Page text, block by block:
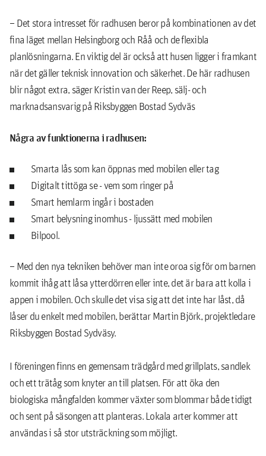
– Det stora intresset för radhusen beror på kombinationen av det
fina läget mellan Helsingborg och Råå och de flexibla
planlösningarna. En viktig del är också att husen ligger i framkant
när det gäller teknisk innovation och säkerhet. De här radhusen
blir något extra, säger Kristin van der Reep, sälj- och
marknadsansvarig på Riksbyggen Bostad Sydväs
Några av funktionerna i radhusen:
Smarta lås som kan öppnas med mobilen eller tag
Digitalt tittöga se - vem som ringer på
Smart hemlarm ingår i bostaden
Smart belysning inomhus - ljussätt med mobilen
Bilpool.
– Med den nya tekniken behöver man inte oroa sig för om barnen
kommit ihåg att låsa ytterdörren eller inte, det är bara att kolla i
appen i mobilen. Och skulle det visa sig att det inte har låst, då
låser du enkelt med mobilen, berättar Martin Björk, projektledare
Riksbyggen Bostad Sydväsy.
I föreningen finns en gemensam trädgård med grillplats, sandlek
och ett trätåg som knyter an till platsen. För att öka den
biologiska mångfalden kommer växter som blommar både tidigt
och sent på säsongen att planteras. Lokala arter kommer att
användas i så stor utsträckning som möjligt.